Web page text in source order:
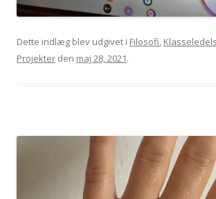
Dette indlæg blev udgivet i Filosofi,
Projekter den maj 28, 2021.